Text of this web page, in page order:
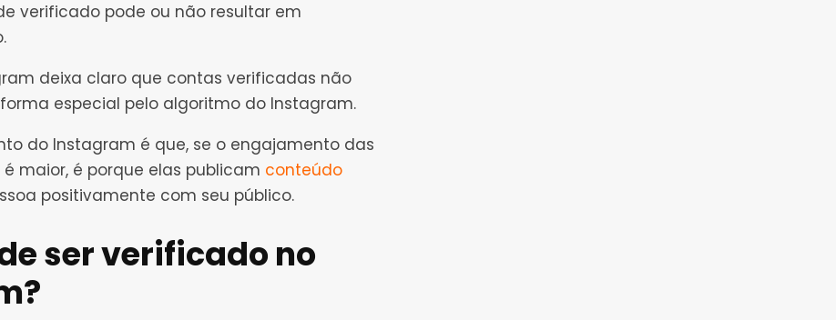
verificado pode ou não resultar em
.
deixa claro que contas verificadas não
especial pelo algoritmo do Instagram.
do Instagram é que, se o engajamento das
maior, é porque elas publicam conteúdo
positivamente com seu público.
ser verificado no